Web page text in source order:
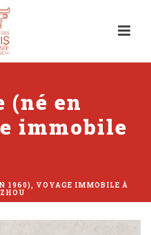
(né en
immobile
1960), VOYAGE IMMOBILE À